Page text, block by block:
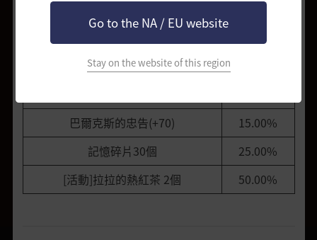
Go to the NA / EU website
Stay on the website of this region
7.25%
12.00%
[活動]套裝箱子·經典
巴爾克斯的忠告(+70)
15.00%
記憶碎片30個
25.00%
[活動]拉拉的熱紅茶 2個
50.00%